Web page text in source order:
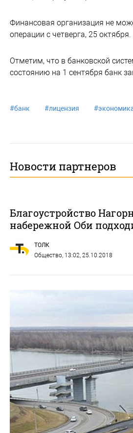
Финансовая организация не
операции с четверга, 25 октября.
Отметим, что в банковской
состоянию на 1 сентября банк
#банк #лицензия #
Новости партнеров
Благоустройство
набережной Оби
ТОЛК
Общество, 13:02, 25.10.2018